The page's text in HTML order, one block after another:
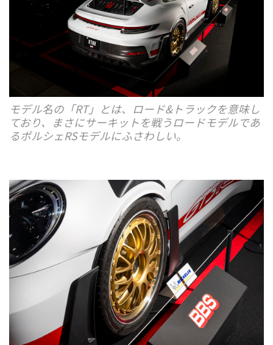
モデル名の「RT」とは、ロード&トラックを意味し
ており、まさにサーキットを戦うロードモデルであ
るポルシェRSモデルにふさわしい。